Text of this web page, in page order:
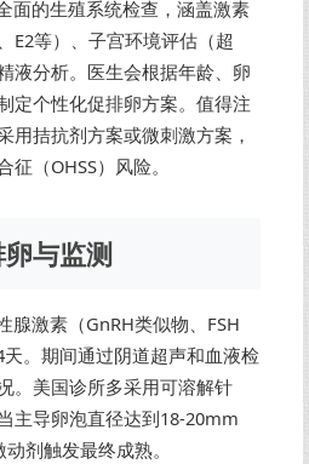
面的生殖系统检查，涵盖激素
E2等）、子宫环境评估（超
液分析。医生会根据年龄、卵
定个性化促排卵方案。值得注
用拮抗剂方案或微刺激方案，
（OHSS）风险。
与监测
腺激素（GnRH类似物、FSH
。期间通过阴道超声和血液检
。美国诊所多采用可溶解针
主导卵泡直径达到18-20mm
剂触发最终成熟。